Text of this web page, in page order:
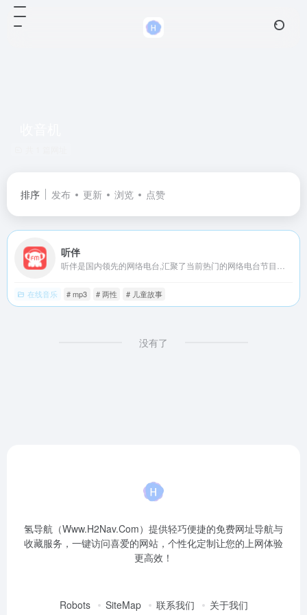
排序 发布 更新 浏览 点赞
听伴
在线音乐 # mp3 # 两性 # 儿童故事
没有了
氢导航（Www.H2Nav.Com）提供轻巧便捷的免费网址导航与
收藏服务，一键访问喜爱的网站，个性化定制让您的上网体验
更高效！
Robots SiteMap 联系我们 关于我们